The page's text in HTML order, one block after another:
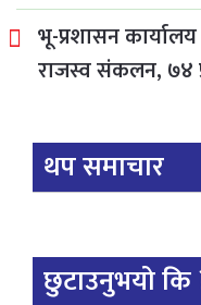
भू-प्रशासन
राजस्व संकलन, ७४
थप समाचार
छुटाउनुभयो कि